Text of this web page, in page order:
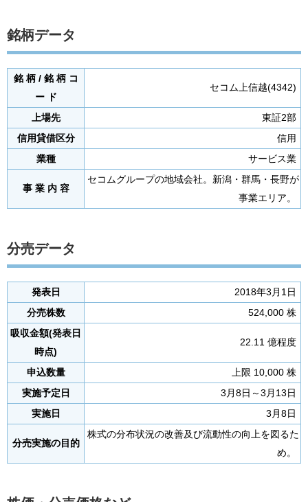
銘柄データ
銘 柄 / 銘 柄 コ
ー ド
セコム上信越(4342)
上場先
東証2部
信用貸借区分
信用
業種
サービス業
事 業 内 容
セコムグループの地域会社。新潟・群馬・長野が
事業エリア。
分売データ
発表日
2018年3月1日
分売株数
524,000 株
吸収金額(発表日
時点)
22.11 億程度
申込数量
上限 10,000 株
実施予定日
3月8日～3月13日
実施日
3月8日
分売実施の目的
株式の分布状況の改善及び流動性の向上を図るた
め。